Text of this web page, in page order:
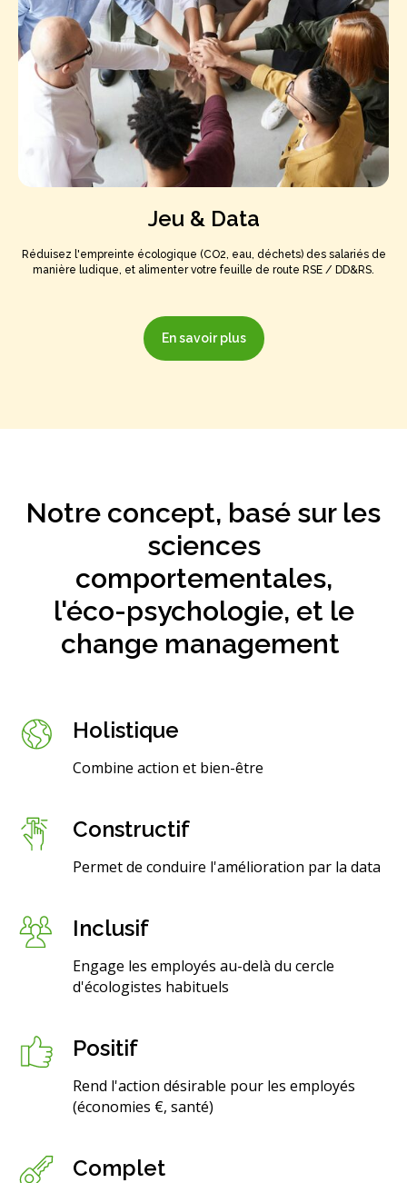
Jeu & Data
Réduisez l'empreinte écologique (CO2, eau, déchets) des salariés de
manière ludique, et alimenter votre feuille de route RSE / DD&RS.
En savoir plus
Notre concept, basé sur les
sciences
comportementales,
l'éco-psychologie, et le
change management
Holistique
Combine action et bien-être​
Constructif
Permet de conduire l'amélioration par la data​
Inclusif
Engage les employés au-delà du cercle
d'écologistes habituels​
Positif
Rend l'action désirable pour les employés
(économies €, santé)​
Complet